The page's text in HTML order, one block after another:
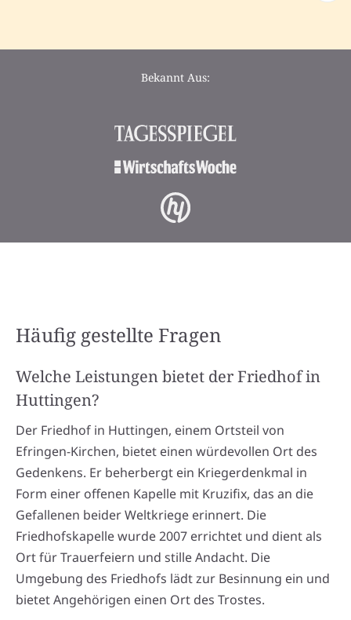
Bekannt Aus:
Häufig gestellte Fragen
Welche Leistungen bietet der Friedhof in
Huttingen?
Der Friedhof in Huttingen, einem Ortsteil von
Efringen-Kirchen, bietet einen würdevollen Ort des
Gedenkens. Er beherbergt ein Kriegerdenkmal in
Form einer offenen Kapelle mit Kruzifix, das an die
Gefallenen beider Weltkriege erinnert. Die
Friedhofskapelle wurde 2007 errichtet und dient als
Ort für Trauerfeiern und stille Andacht. Die
Umgebung des Friedhofs lädt zur Besinnung ein und
bietet Angehörigen einen Ort des Trostes.